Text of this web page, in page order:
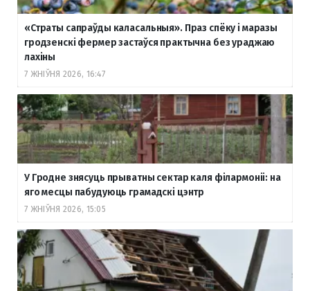
«Страты сапраўды каласальныя». Праз спёку і маразы
гродзенскі фермер застаўся практычна без ураджаю
лахіны
7 ЖНІЎНЯ 2026, 16:47
У Гродне знясуць прыватны сектар каля філармоніі: на
яго месцы пабудуюць грамадскі цэнтр
7 ЖНІЎНЯ 2026, 15:05